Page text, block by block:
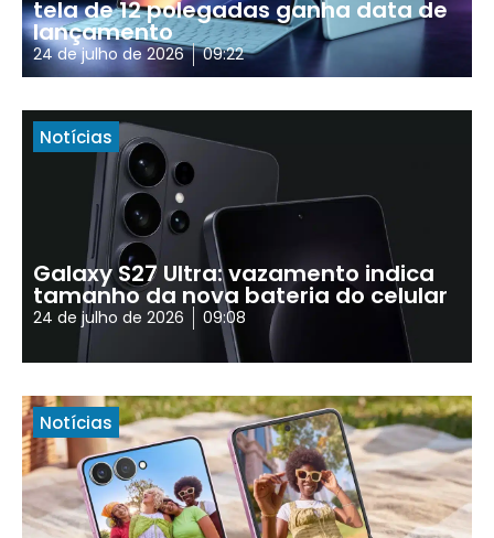
tela de 12 polegadas ganha data de
lançamento
24 de julho de 2026 09:22
Notícias
Galaxy S27 Ultra: vazamento indica
tamanho da nova bateria do celular
24 de julho de 2026 09:08
Notícias